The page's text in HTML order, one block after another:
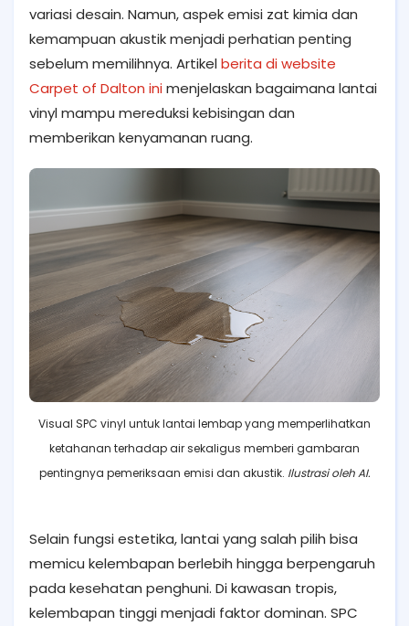
variasi desain. Namun, aspek emisi zat kimia dan
kemampuan akustik menjadi perhatian penting
sebelum memilihnya. Artikelberita di website
Carpet of Dalton inimenjelaskan bagaimana lantai
vinyl mampu mereduksi kebisingan dan
memberikan kenyamanan ruang.
Visual SPC vinyl untuk lantai lembap yang memperlihatkan
ketahanan terhadap air sekaligus memberi gambaran
pentingnya pemeriksaan emisi dan akustik. Ilustrasi oleh AI.
Selain fungsi estetika, lantai yang salah pilih bisa
memicu kelembapan berlebih hingga berpengaruh
pada kesehatan penghuni. Di kawasan tropis,
kelembapan tinggi menjadi faktor dominan. SPC